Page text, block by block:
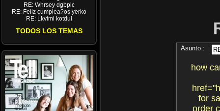
RE: Wnrsey dgbpic
RE: Feliz cumplea?os yerko
RE: Lkvimi kotdul
TODOS LOS TEMAS
Asunto :
how
for
order